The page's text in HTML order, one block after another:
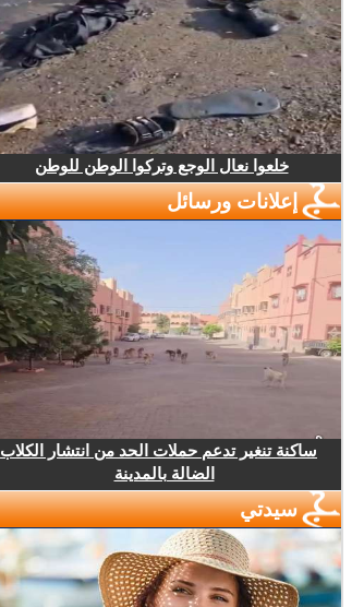
خلعوا نعال الوجع وتركوا الوطن للوطن
إعلانات ورسائل
ساكنة تنغير تدعم حملات الحد من انتشار الكلاب
الضالة بالمدينة
سيدتي